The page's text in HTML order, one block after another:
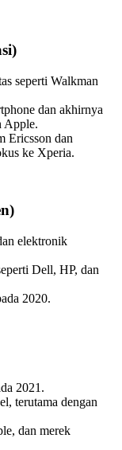
seperti Walkman
dan akhirnya
Apple.
Ericsson dan
ke Xperia.
elektronik
Dell, HP, dan
2020.
2021.
terutama dengan
dan merek